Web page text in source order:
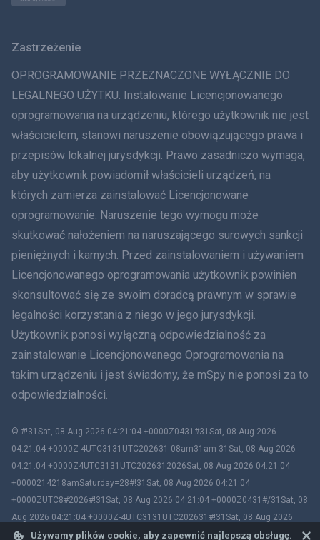
Używamy plików cookie, aby zapewnić najlepszą obsługę.
ภาษาไทย
简体中文
Dania
हिंदी
Holenderski
עברית
Rumunia
Tiếng Việt
繁體中文
Slovenčina
Zastrzeżenie
OPROGRAMOWANIE PRZEZNACZONE WYŁĄCZNIE DO
LEGALNEGO UŻYTKU. Instalowanie Licencjonowanego
oprogramowania na urządzeniu, którego użytkownik nie jest
właścicielem, stanowi naruszenie obowiązującego prawa i
przepisów lokalnej jurysdykcji. Prawo zasadniczo wymaga,
aby użytkownik powiadomił właścicieli urządzeń, na
których zamierza zainstalować Licencjonowane
oprogramowanie. Naruszenie tego wymogu może
skutkować nałożeniem na naruszającego surowych sankcji
pieniężnych i karnych. Przed zainstalowaniem i używaniem
Licencjonowanego oprogramowania użytkownik powinien
skonsultować się ze swoim doradcą prawnym w sprawie
legalności korzystania z niego w jego jurysdykcji.
Użytkownik ponosi wyłączną odpowiedzialność za
zainstalowanie Licencjonowanego Oprogramowania na
takim urządzeniu i jest świadomy, że mSpy nie ponosi za to
odpowiedzialności.
© #!31Sat, 08 Aug 2026 04:21:04 +0000Z0431#31Sat, 08 Aug 2026
04:21:04 +0000Z-4UTC3131UTC202631 08am31am-31Sat, 08 Aug 2026
04:21:04 +0000Z4UTC3131UTC2026312026Sat, 08 Aug 2026 04:21:04
+0000214218amSaturday=28#!31Sat, 08 Aug 2026 04:21:04
+0000ZUTC8#2026#!31Sat, 08 Aug 2026 04:21:04 +0000Z0431#/31Sat, 08
Aug 2026 04:21:04 +0000Z-4UTC3131UTC202631#!31Sat, 08 Aug 2026
04:21:04 +0000ZUTC8# mSpy. All trademarks are the property of their